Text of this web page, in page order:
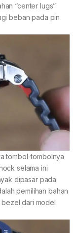
“center lugs”
beban pada pin
tombol-tombolnya
selama ini
dipasar pada
pemilihan bahan
dari model